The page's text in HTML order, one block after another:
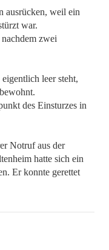
ausrücken, weil ein
war.
zwei
leer steht,
des Einsturzes in
Notruf aus der
hatte sich ein
Er konnte gerettet